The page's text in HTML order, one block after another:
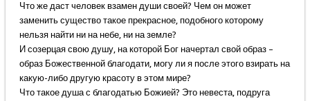
Что же даст человек взамен души своей? Чем он может
заменить существо такое прекрасное, подобного которому
нельзя найти ни на небе, ни на земле?
И созерцая свою душу, на которой Бог начертал свой образ –
образ Божественной благодати, могу ли я после этого взирать на
какую-либо другую красоту в этом мире?
Что такое душа с благодатью Божией? Это невеста, подруга